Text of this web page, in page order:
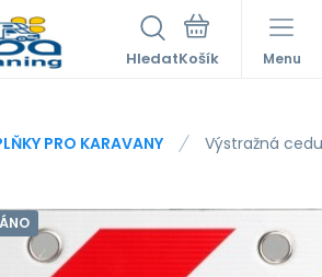
Hledat Menu
PRO KARAVANY Výstražná